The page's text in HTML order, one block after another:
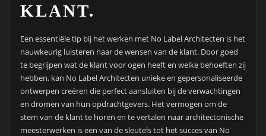
KLANT.
Een essentiële tip bij het werken met No Label Architecten is het
nauwkeurig luisteren naar de wensen van de klant. Door goed
te begrijpen wat de klant voor ogen heeft en welke behoeften zij
hebben, kan No Label Architecten unieke en gepersonaliseerde
ontwerpen creëren die perfect aansluiten bij de verwachtingen
en dromen van hun opdrachtgevers. Het vermogen om de
stem van de klant te horen en te vertalen naar architectonische
meesterwerken is een van de sleutels tot het succes van No